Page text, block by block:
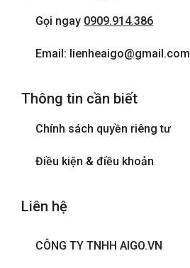
Gọi ngay 0909.914.386
Email: lienheaigo@gmail.com
Thông tin cần biết
Chính sách quyền riêng tư
Điều kiện & điều khoản
Liên hệ
CÔNG TY TNHH AIGO.VN